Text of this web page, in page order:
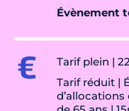
Évènement
Tarif plein |
Tarif réduit |
d’allocations